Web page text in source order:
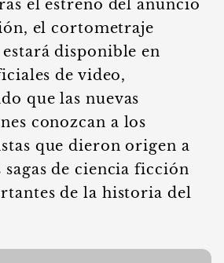
el estreno del anuncio
el cortometraje
disponible en
de video,
que las nuevas
conozcan a los
que dieron origen a
sagas de ciencia ficción
de la historia del